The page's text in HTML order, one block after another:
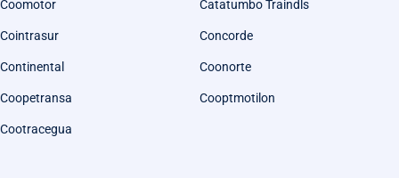
Coomotor Catatumbo Traindls
Cointrasur Concorde
Continental Coonorte
Coopetransa Cooptmotilon
Cootracegua